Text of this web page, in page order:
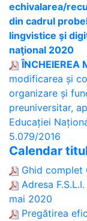
echivalarea/
din cadrul
lingvistice şi
naţional 2020
ÎNCHEIEREA
modificarea și
organizare și
preuniversitar,
Educației
5.079/2016
Calendar
Ghid complet
Adresa
mai 2020
Pregătirea